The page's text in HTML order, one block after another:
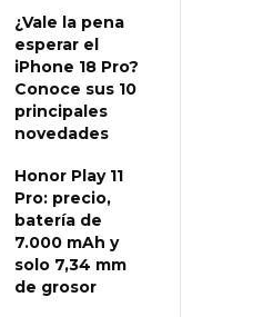
¿Vale la pena
esperar el
iPhone 18 Pro?
Conoce sus 10
principales
novedades
Honor Play 11
Pro: precio,
batería de
7.000 mAh y
solo 7,34 mm
de grosor